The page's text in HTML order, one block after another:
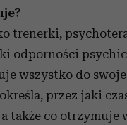
trenerki,
odporności
wszystko do
przez jaki
a także co otrzymuje